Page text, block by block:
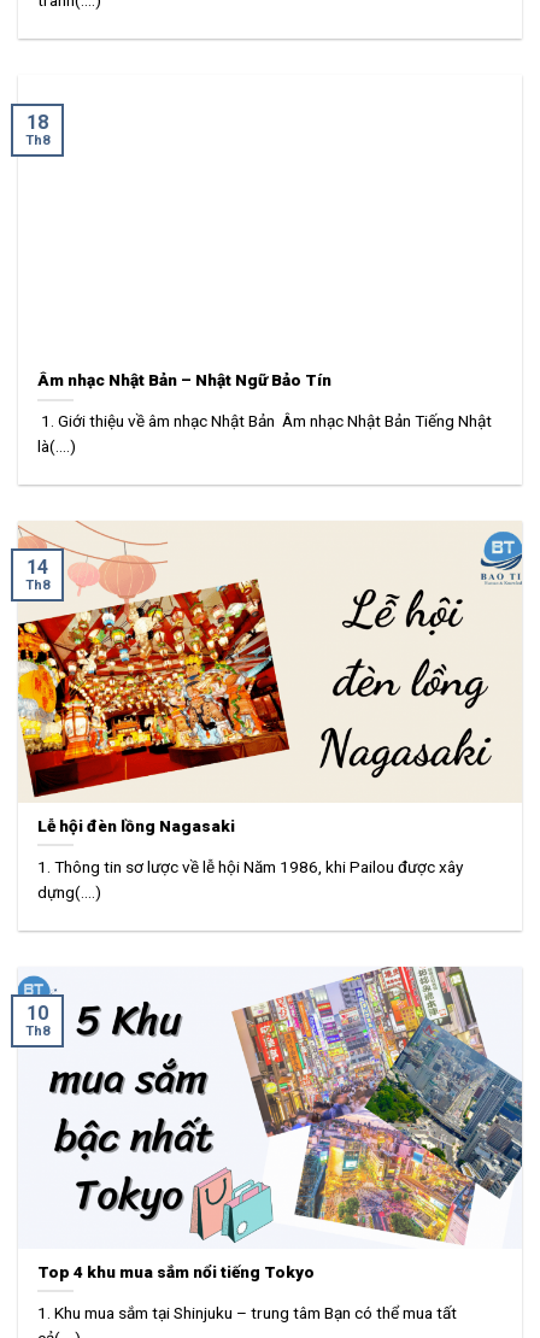
Âm nhạc Nhật Bản – Nhật Ngữ Bảo Tín
1. Giới thiệu về âm nhạc Nhật Bản Âm nhạc Nhật Bản Tiếng Nhật
là(....)
18
Th8
Lễ hội đèn lồng Nagasaki
1. Thông tin sơ lược về lễ hội Năm 1986, khi Pailou được xây
dựng(....)
14
Th8
Top 4 khu mua sắm nổi tiếng Tokyo
1. Khu mua sắm tại Shinjuku – trung tâm Bạn có thể mua tất
10
Th8